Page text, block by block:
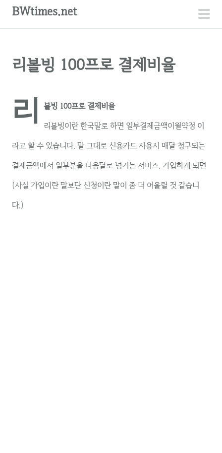
주
BWtimes.net
리볼빙 100프로 결제비율
리 볼빙 100프로 결제비율
리볼빙이란 한국말로 하면 일부결제금액이월약정 이
라고 할 수 있습니다. 말 그대로 신용카드 사용시 매달 청구되는
결제금액에서 일부분을 다음달로 넘기는 서비스. 가입하게 되면
(사실 가입이란 말보단 신청이란 말이 좀 더 어울릴 것 같습니
다.)